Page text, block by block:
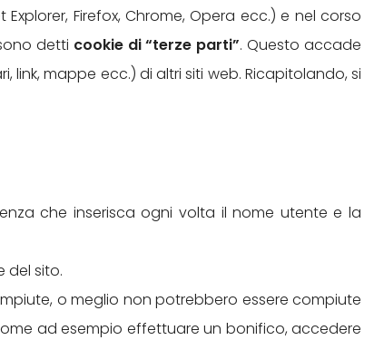
Firefox, Chrome, Opera ecc.) e nel corso
detti cookie di “terze parti”. Questo accade
mappe ecc.) di altri siti web. Ricapitolando, si
che inserisca ogni volta il nome utente e la
del sito.
o meglio non potrebbero essere compiute
ad esempio effettuare un bonifico, accedere